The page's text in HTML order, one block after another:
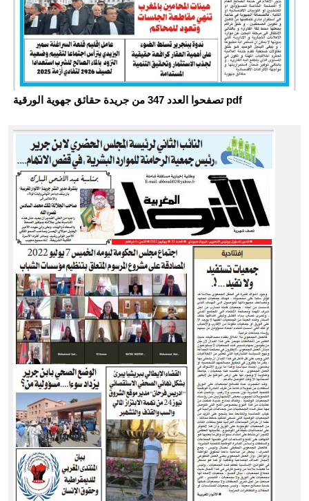
تصفحوا العدد 347 من جريدة حقائق جهوية الورقية pdf